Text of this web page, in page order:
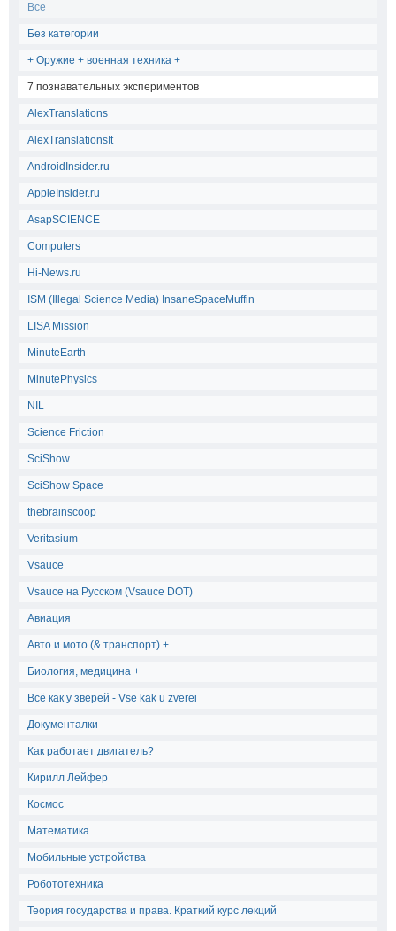
Все
Без категории
+ Оружие + военная техника +
7 познавательных экспериментов
AlexTranslations
AlexTranslationsIt
AndroidInsider.ru
AppleInsider.ru
AsapSCIENCE
Computers
Hi-News.ru
ISM (Illegal Science Media) InsaneSpaceMuffin
LISA Mission
MinuteEarth
MinutePhysics
NIL
Science Friction
SciShow
SciShow Space
thebrainscoop
Veritasium
Vsauce
Vsauce на Русском (Vsauce DOT)
Авиация
Авто и мото (& транспорт) +
Биология, медицина +
Всё как у зверей - Vse kak u zverei
Документалки
Как работает двигатель?
Кирилл Лейфер
Космос
Математика
Мобильные устройства
Робототехника
Теория государства и права. Краткий курс лекций